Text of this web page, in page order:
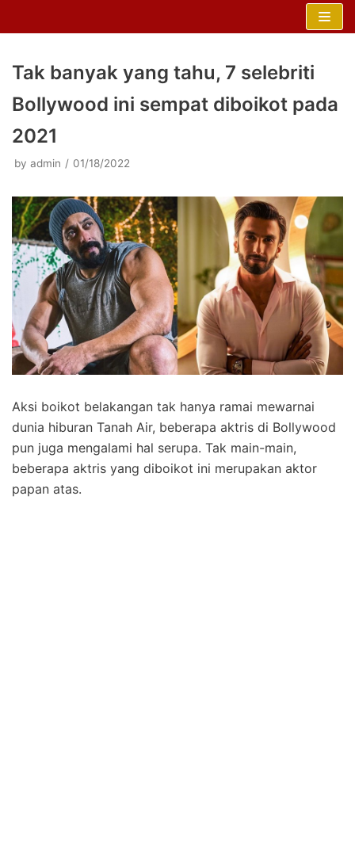
Tak banyak yang tahu, 7 selebriti
Bollywood ini sempat diboikot pada
2021
by admin 01/18/2022
Aksi boikot belakangan tak hanya ramai mewarnai
dunia hiburan Tanah Air, beberapa aktris di Bollywood
pun juga mengalami hal serupa. Tak main-main,
beberapa aktris yang diboikot ini merupakan aktor
papan atas.